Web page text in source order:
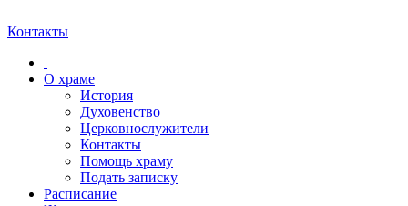
Контакты
О храме
История
Духовенство
Церковнослужители
Контакты
Помощь храму
Подать записку
Расписание